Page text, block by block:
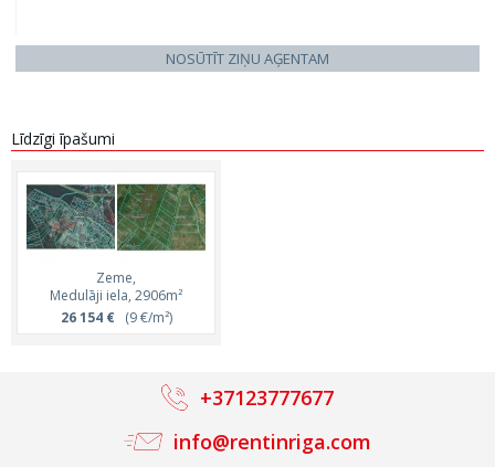
NOSŪTĪT ZIŅU AĢENTAM
Līdzīgi īpašumi
Zeme,
Medulāji iela, 2906m²
26 154 €(9 €/m²)
info@rentinriga.com
+37123777677